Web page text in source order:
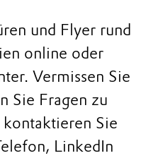
und Flyer rund
online oder
Vermissen Sie
Sie Fragen zu
kontaktieren Sie
LinkedIn